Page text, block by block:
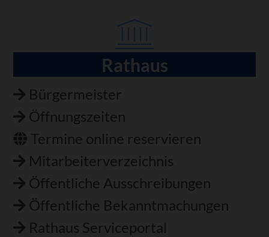
Rathaus
Bürgermeister
Öffnungszeiten
Termine online reservieren
Mitarbeiterverzeichnis
Öffentliche Ausschreibungen
Öffentliche Bekanntmachungen
Rathaus Serviceportal